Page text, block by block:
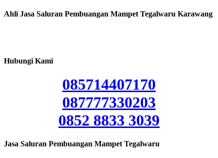
Ahli Jasa Saluran Pembuangan Mampet Tegalwaru Karawang
Hubungi Kami
085714407170
087777330203
0852 8833 3039
Jasa Saluran Pembuangan Mampet Tegalwaru